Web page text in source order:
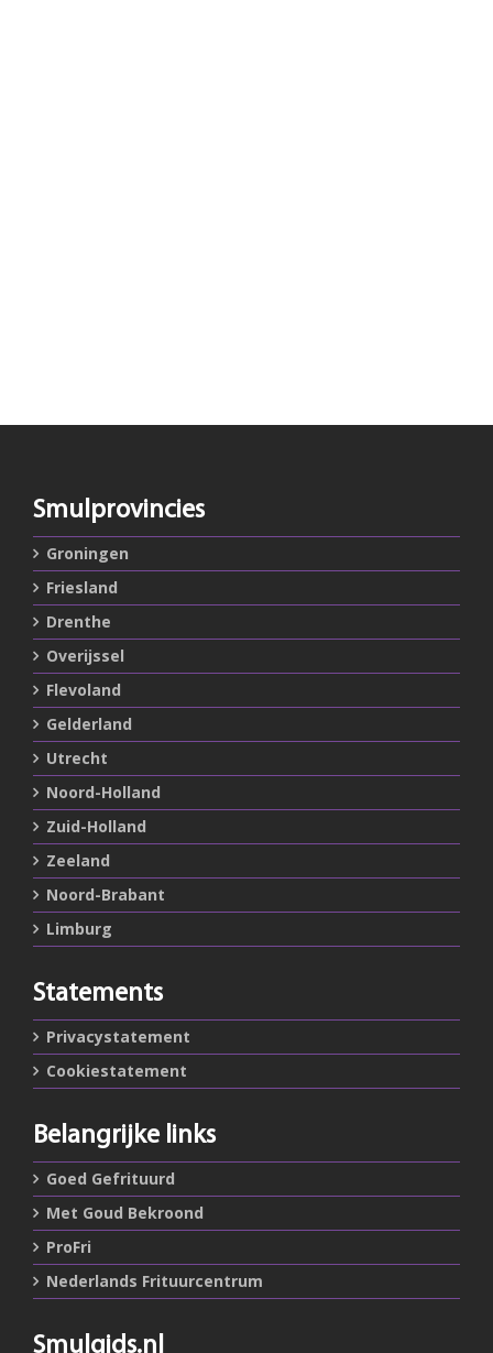
Smulprovincies
Groningen
Friesland
Drenthe
Overijssel
Flevoland
Gelderland
Utrecht
Noord-Holland
Zuid-Holland
Zeeland
Noord-Brabant
Limburg
Statements
Privacystatement
Cookiestatement
Belangrijke links
Goed Gefrituurd
Met Goud Bekroond
ProFri
Nederlands Frituurcentrum
Smulgids.nl